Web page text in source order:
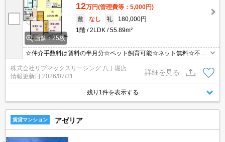
画像：25枚
12万円(管理費等：5,000円)
敷
なし 礼
180,000円
1階
2LDK 55.89m²
☆仲介手数料は賃料の半月分☆ペット飼育可能☆ネット無料☆不在
トなど人気の室内設備充実☆3口コンロの対面式システムキッチン
☆モニタ付オートロック完備でセキュリティーは安心☆彡
株式会社リブマックスリーシング 八丁堀店
情報更新日 2026/07/31
詳細を見る
残り1件を表示する
賃貸マンション アゼリア